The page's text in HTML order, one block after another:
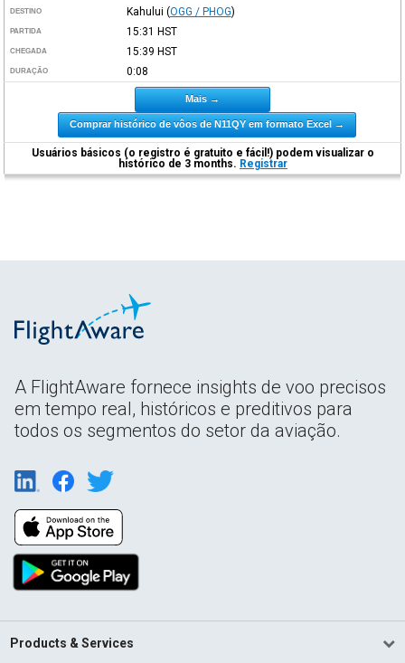
DESTINO Kahului (OGG / PHOG)
PARTIDA 15:31 HST
CHEGADA 15:39 HST
DURAÇÃO 0:08
Mais →
Comprar histórico de vôos de N11QY em formato Excel →
Usuários básicos (o registro é gratuito e fácil!) podem visualizar o
histórico de 3 months. Registrar
A FlightAware fornece insights de voo precisos
em tempo real, históricos e preditivos para
todos os segmentos do setor da aviação.
Products & Services